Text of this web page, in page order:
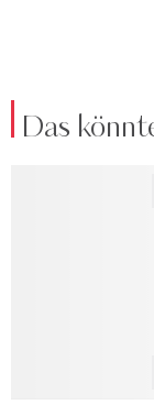
Das